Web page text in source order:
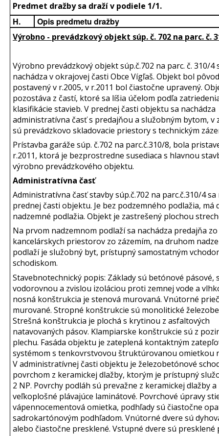
Predmet dražby sa draží v podiele 1/1.
H. Opis predmetu dražby
Výrobno - prevádzkový objekt súp. č. 702 na parc. č.
Výrobno prevádzkový objekt súp.č.702 na parc. č. 310/4
nachádza v okrajovej časti Obce Vígľaš. Objekt bol
postavený v r.2005, v r.2011 bol čiastočne upravený.
pozostáva z častí, ktoré sa líšia účelom podľa
klasifikácie stavieb. V prednej časti objektu sa nachádza
administratívna časť s predajňou a služobným bytom, v
sú prevádzkovo skladovacie priestory s technickým
Prístavba garáže súp. č.702 na parc.č.310/8, bola
r.2011, ktorá je bezprostredne susediaca s hlavnou
výrobno prevádzkového objektu.
Administratívna časť
Administratívna časť stavby súp.č.702 na parc.č.310/4 sa
prednej časti objektu. Je bez podzemného podlažia, má
nadzemné podlažia. Objekt je zastrešený plochou
Na prvom nadzemnom podlaží sa nachádza predajňa
kancelárskych priestorov zo zázemím, na druhom
podlaží je služobný byt, prístupný samostatným
schodiskom.
Stavebnotechnický popis: Základy sú betónové pásové,
vodorovnou a zvislou izoláciou proti zemnej vode a
nosná konštrukcia je stenová murovaná. Vnútorné
murované. Stropné konštrukcie sú monolitické
Strešná konštrukcia je plochá s krytinou z asfaltových
natavovaných pásov. Klampiarske konštrukcie sú z
plechu. Fasáda objektu je zateplená kontaktným
systémom s tenkovrstvovou štruktúrovanou omietkou
V administratívnej časti objektu je železobetónové
povrchom z keramickej dlažby, ktorým je prístupný
2 NP. Povrchy podláh sú prevažne z keramickej dlažby a
veľkoplošné plávajúce laminátové. Povrchové úpravy
vápennocementová omietka, podhľady sú čiastočne
sadrokartónovým podhľadom. Vnútorné dvere sú
alebo čiastočne presklené. Vstupné dvere sú presklené